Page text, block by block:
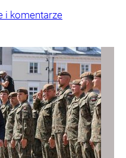
i komentarze